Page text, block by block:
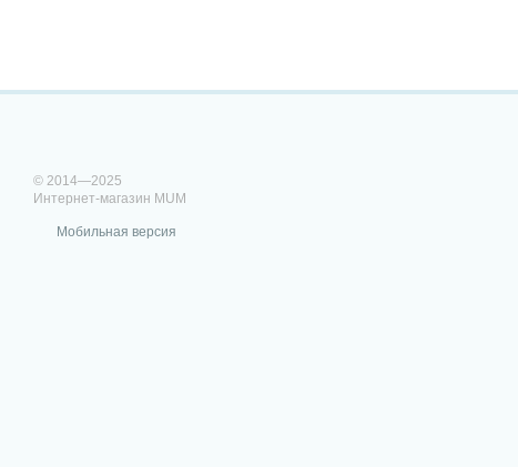
© 2014—2025
Интернет-магазин MUM
Мобильная версия